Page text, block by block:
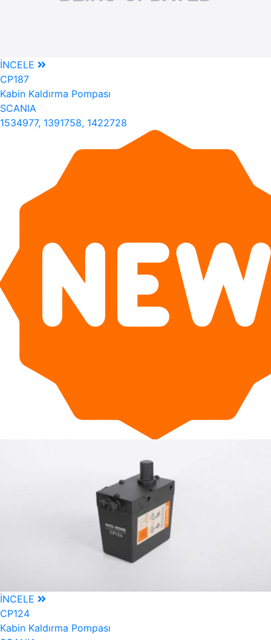
İNCELE
CP187
Kabin Kaldırma Pompası
SCANIA
1534977, 1391758, 1422728
İNCELE
CP124
Kabin Kaldırma Pompası